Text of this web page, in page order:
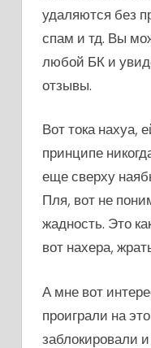
удаляются без
спам и тд. Вы
любой БК и
отзывы.
Вот тока нахуа,
принципе
еще сверху
Пля, вот не
жадность. Это
вот нахера,
А мне вот
проиграли на
заблокировали